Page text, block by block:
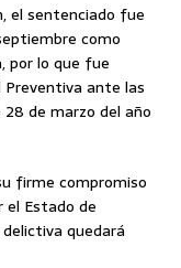
el sentenciado fue
como
por lo que fue
ante las
de marzo del año
firme compromiso
el Estado de
quedará